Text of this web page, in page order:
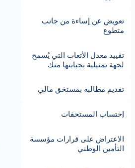
تعويض عن إساءة من جانب
متطوع
تقييد معدل الأتعاب التي يُسمح
لجهة تمثيلية بجبايتها منك
تقديم مطالبة بمستحَق مالي
إحتساب المستحقات
الاعتراض على قرارات مؤسسة
التأمين الوطني